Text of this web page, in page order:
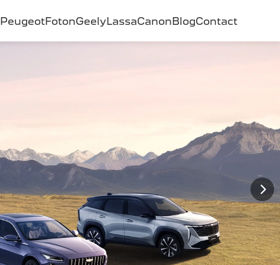
PeugeotFotonGeelyLassaCanonBlogContact